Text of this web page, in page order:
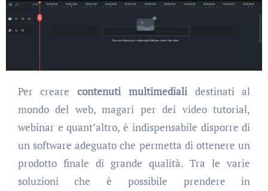
Per creare contenuti multimedialidestinati al
mondo del web, magari per dei video tutorial,
webinar e quant’altro, è indispensabile disporre di
un software adeguato che permetta di ottenere un
prodotto finale di grande qualità. Tra le varie
soluzioni che è possibile prendere in